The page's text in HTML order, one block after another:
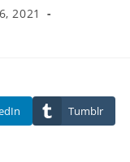
2021
Tumblr